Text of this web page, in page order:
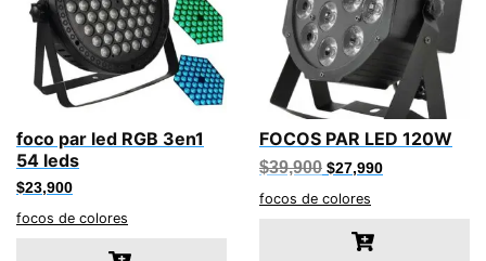
foco par led RGB 3en1
54 leds
$23,900
focos de colores
FOCOS PAR LED 120W
$39,900 El
original
$39,900.
$27,990El
focos de colores